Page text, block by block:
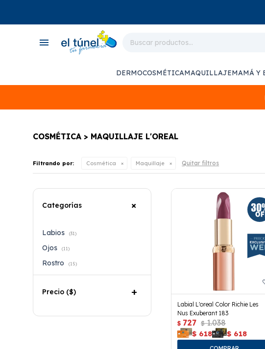
menu
DERMOCOSMÉTICAMAQUILLAJEMAMÁ Y
COSMÉTICA > MAQUILLAJE L'OREAL
Filtrando por: Cosmética Maquillaje Quitar filtros
Labial L'oreal Color Richie Les
Nus Exuberant 183
$ 727 $ 1.038
$ 618 $ 618
Categorías
Labios (31)
Ojos (11)
Rostro (15)
Precio ($)
close
store
local_shipping